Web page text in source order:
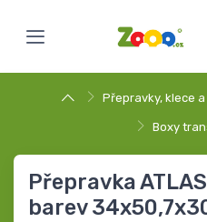
Přepravky, klece
Boxy
Přepravka
barev